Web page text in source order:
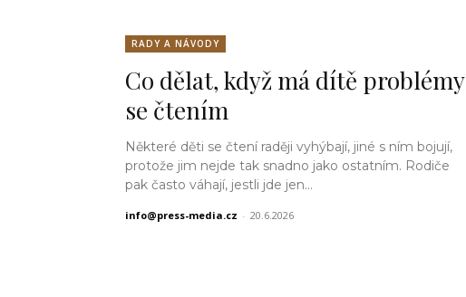
RADY A NÁVODY
Co dělat, když má dítě problémy
se čtením
Některé děti se čtení raději vyhýbají, jiné s ním bojují,
protože jim nejde tak snadno jako ostatním. Rodiče
pak často váhají, jestli jde jen...
info@press-media.cz - 20.6.2026